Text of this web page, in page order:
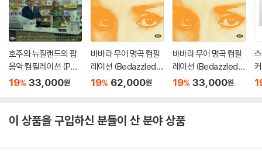
호주와 뉴질랜드의 팝
음악 컴필레이션 (Pop
Down Under 1966-1
19% 33,000원
바바라 무어 명곡 컴필
레이션 (Bedazzled!
Barbara Moore TV, F
19% 62,000원
바바라 무어 명곡 컴필
레이션 (Bedazzled!
Barbara Moore TV, F
19% 33,000원
이 상품을 구입하신 분들이 산 분야 상품